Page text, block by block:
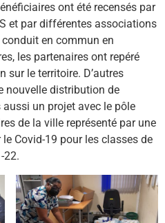
ont été recensés par
et par différentes associations
en commun en
les partenaires ont repéré
sur le territoire. D’autres
nouvelle distribution de
un projet avec le pôle
de la ville représenté par une
Covid-19 pour les classes de
22.